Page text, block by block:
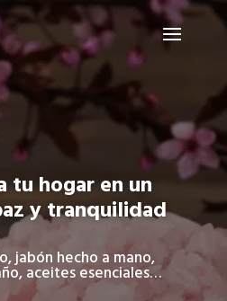
tu hogar en un
y tranquilidad
jabón hecho a mano,
aceites esenciales…